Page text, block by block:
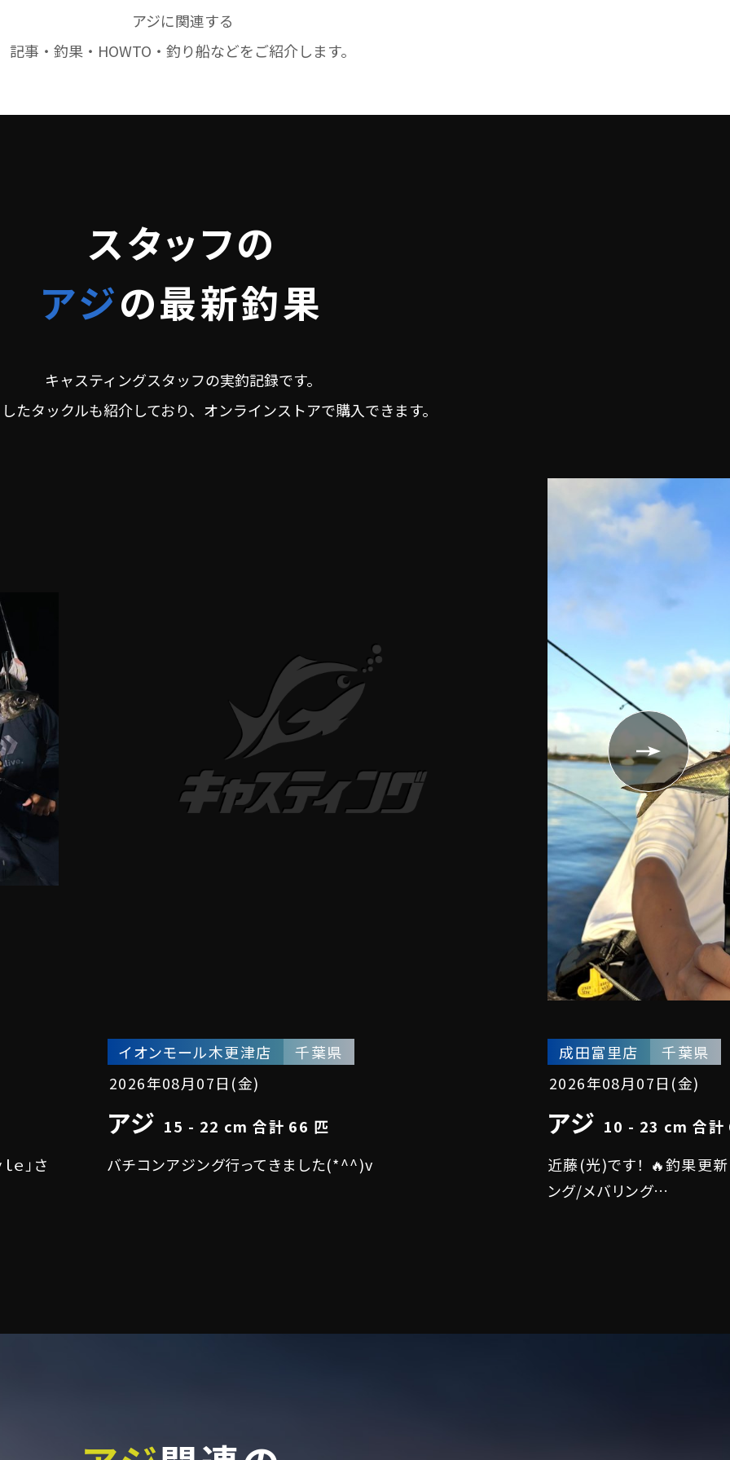
アジに関連する
記事・釣果・HOWTO・釣り船などをご紹介します。
スタッフの
アジの最新釣果
キャスティングスタッフの実釣記録です。
たタックルも紹介しており、オンラインストアで購入できます。
ｅ」さ
イオンモール木更津店
千葉県
2026年08月07日(金)
アジ 15 - 22 cm 合計 66 匹
バチコンアジング行ってきました(*^^)v
成田富里店
千葉県
2026年08月07日(金)
アジ 10 - 23 cm 合計
近藤(光)です！ 🔥釣果更新🔥 本日も木更津沖堤防にアジ
ング/メバリング…